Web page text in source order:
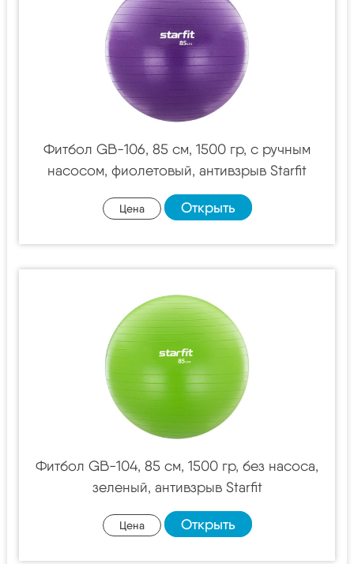
Фитбол GB-106, 85 см, 1500 гр, с ручным
насосом, фиолетовый, антивзрыв Starfit
Цена Открыть
Фитбол GB-104, 85 см, 1500 гр, без насоса,
зеленый, антивзрыв Starfit
Цена Открыть